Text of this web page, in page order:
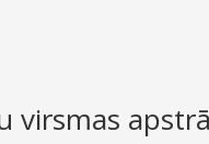
virsmas